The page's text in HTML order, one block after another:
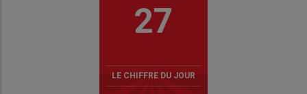
27
LE CHIFFRE DU JOUR